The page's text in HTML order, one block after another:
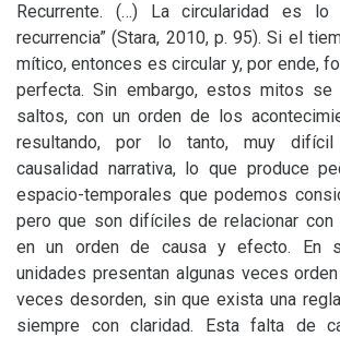
Recurrente. (…) La circularidad es
recurrencia” (Stara, 2010, p. 95). Si el
mítico, entonces es circular y, por ende,
perfecta. Sin embargo, estos mitos se
saltos, con un orden de los
resultando, por lo tanto, muy difícil
causalidad narrativa, lo que produce
espacio-temporales que podemos
pero que son difíciles de relacionar con
en un orden de causa y efecto. En
unidades presentan algunas veces
veces desorden, sin que exista una
siempre con claridad. Esta falta de